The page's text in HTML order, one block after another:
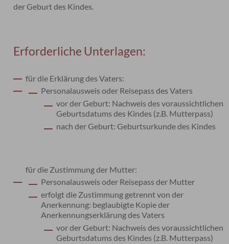
der Geburt des Kindes.
Erforderliche Unterlagen:
für die Erklärung des Vaters:
Personalausweis oder Reisepass des Vaters
vor der Geburt: Nachweis des voraussichtlichen
Geburtsdatums des Kindes (z.B. Mutterpass)
nach der Geburt: Geburtsurkunde des Kindes
für die Zustimmung der Mutter:
Personalausweis oder Reisepass der Mutter
erfolgt die Zustimmung getrennt von der
Anerkennung: beglaubigte Kopie der
Anerkennungserklärung des Vaters
vor der Geburt: Nachweis des voraussichtlichen
Geburtsdatums des Kindes (z.B. Mutterpass)